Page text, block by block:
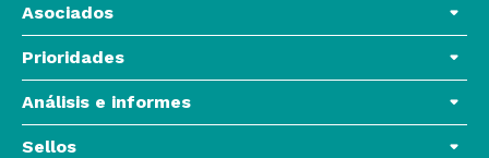
Asociados
Prioridades
Análisis e informes
Sellos